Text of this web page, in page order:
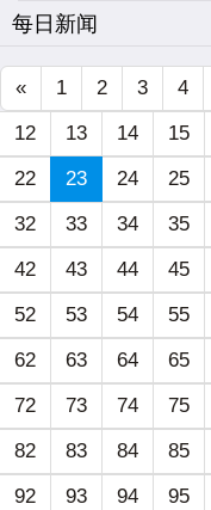
每日新闻
« 1 2 3 4
12
13 14 15
22
23 24 25
32
33 34 35
42
43 44 45
52
53 54 55
62
63 64 65
72
73 74 75
82
83 84 85
92
93 94 95